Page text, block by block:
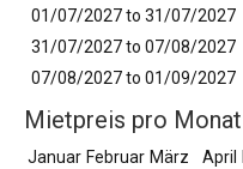
01/07/2027 to 31/07/2027
31/07/2027 to 07/08/2027
07/08/2027 to 01/09/2027
Mietpreis pro Monat
Januar Februar März April